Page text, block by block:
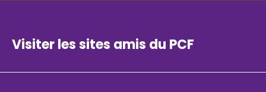
Visiter les sites amis du PCF